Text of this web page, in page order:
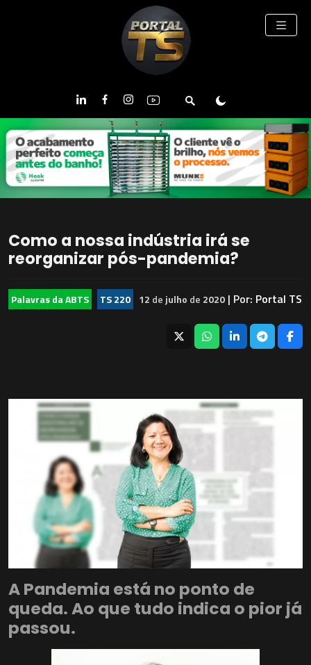
Como a nossa indústria irá se
reorganizar pós-pandemia?
Palavras da ABTS TS 220 12 dejulho de 2020 | Por: Portal TS
A Pandemia está no ponto de
queda. Ao que tudo indica o pior já
passou.